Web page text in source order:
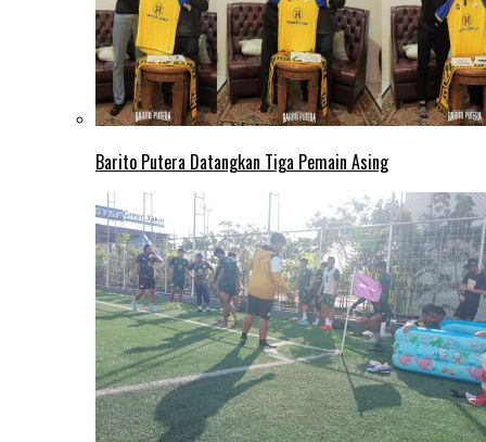
Barito Putera Datangkan Tiga Pemain Asing